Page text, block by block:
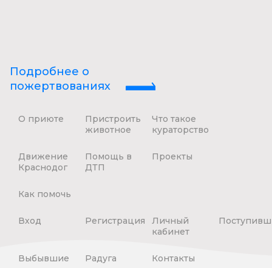
Подробнее о
пожертвованиях
О приюте
Пристроить
животное
Что такое
кураторство
Движение
Краснодог
Помощь в
ДТП
Проекты
Как помочь
Вход Регистрация
Личный
кабинет
Выбывшие Радуга Контакты